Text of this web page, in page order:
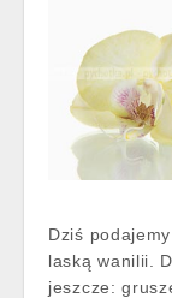
Dziś
laską wanilii.
jeszcze: